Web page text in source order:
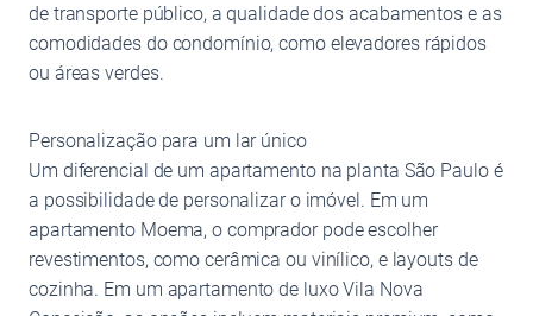
de transporte público, a qualidade dos acabamentos e as
comodidades do condomínio, como elevadores rápidos
ou áreas verdes.
Personalização para um lar único
Um diferencial de um apartamento na planta São Paulo é
a possibilidade de personalizar o imóvel. Em um
apartamento Moema, o comprador pode escolher
revestimentos, como cerâmica ou vinílico, e layouts de
cozinha. Em um apartamento de luxo Vila Nova